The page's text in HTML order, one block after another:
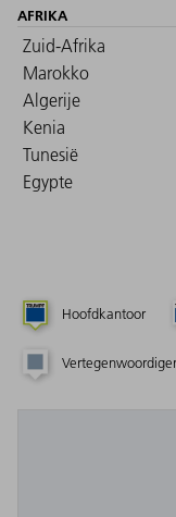
AFRIKA
Zuid-Afrika
Marokko
Algerije
Kenia
Tunesië
Egypte
Hoofdkantoor
Vertegenwoordiger